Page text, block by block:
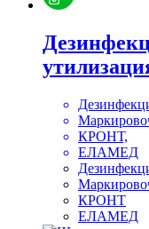
КРОНТ,
ЕЛАМЕД
КРОНТ
ЕЛАМЕД